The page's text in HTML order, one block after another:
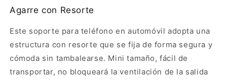
Clip
de
Resorte
Almohadilla
de
Silicona
Clip
de
Resorte
Almohadilla
de
Silicona
Agarre con Resorte
Este soporte para teléfono en automóvil adopta una
estructura con resorte que se fija de forma segura y
cómoda sin tambalearse. Mini tamaño, fácil de
transportar, no bloqueará la ventilación de la salida